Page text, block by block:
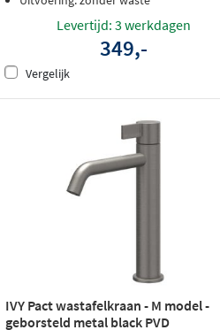
Levertijd: 3 werkdagen
349,-
Vergelijk
IVY Pact wastafelkraan - M model -
geborsteld metal black PVD